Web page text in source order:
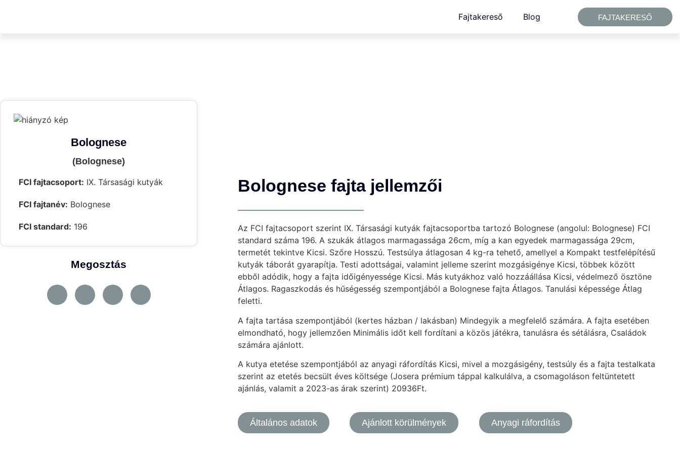
Fajtakereső Blog FAJTAKERESŐ
Bolognese
(Bolognese)
FCI fajtacsoport: IX. Társasági kutyák
FCI fajtanév: Bolognese
FCI standard: 196
Megosztás
Bolognese fajta jellemzői
Az FCI fajtacsoport szerint IX. Társasági kutyák fajtacsoportba tartozó Bolognese (angolul: Bolognese) FCI
standard száma 196. A szukák átlagos marmagassága 26cm, míg a kan egyedek marmagassága 29cm,
termetét tekintve Kicsi. Szőre Hosszú. Testsúlya átlagosan 4 kg-ra tehető, amellyel a Kompakt testfelépítésű
kutyák táborát gyarapítja. Testi adottságai, valamint jelleme szerint mozgásigénye Kicsi, többek között
ebből adódik, hogy a fajta időigényessége Kicsi. Más kutyákhoz való hozzáállása Kicsi, védelmező ösztöne
Átlagos. Ragaszkodás és hűségesség szempontjából a Bolognese fajta Átlagos. Tanulási képessége Átlag
feletti.
A fajta tartása szempontjából (kertes házban / lakásban) Mindegyik a megfelelő számára. A fajta esetében
elmondható, hogy jellemzően Minimális időt kell fordítani a közös játékra, tanulásra és sétálásra, Családok
számára ajánlott.
A kutya etetése szempontjából az anyagi ráfordítás Kicsi, mivel a mozgásigény, testsúly és a fajta testalkata
szerint az etetés becsült éves költsége (Josera prémium táppal kalkulálva, a csomagoláson feltüntetett
ajánlás, valamit a 2023-as árak szerint) 20936Ft.
Általános adatok Ajánlott körülmények Anyagi ráfordítás